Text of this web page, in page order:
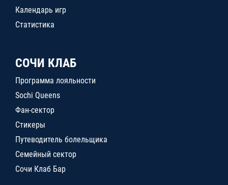
Календарь игр
Статистика
СОЧИ КЛАБ
Программа лояльности
Sochi Queens
Фан-сектор
Стикеры
Путеводитель болельщика
Семейный сектор
Сочи Клаб Бар